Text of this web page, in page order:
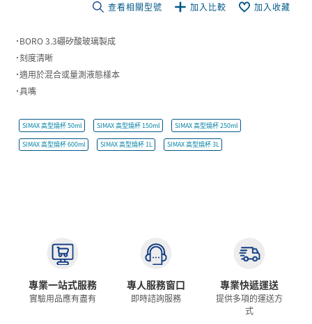
查看相關型號 加入比較 加入收藏
˙BORO 3.3硼矽酸玻璃製成
˙刻度清晰
˙適用於混合或量測液態樣本
˙具嘴
SIMAX 高型燒杯 50ml SIMAX 高型燒杯 150ml SIMAX 高型燒杯 250ml
SIMAX 高型燒杯 600ml SIMAX 高型燒杯 1L SIMAX 高型燒杯 3L
專業一站式服務
實驗用品應有盡有
專人服務窗口
即時諮詢服務
專業快遞運送
提供多項的運送方
式